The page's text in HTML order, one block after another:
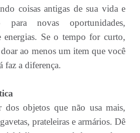
coisas antigas de sua vida e
para novas oportunidades,
energias. Se o tempo for curto,
ao menos um item que você
faz a diferença.
dos objetos que não usa mais,
prateleiras e armários. Dê